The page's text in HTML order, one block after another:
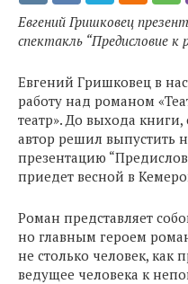
Евгений Гришковец
спектакль “Предисловие к
Евгений Гришковец в
работу над романом
театр». До выхода
автор решил выпустить
презентацию
приедет весной в
Роман представляет
но главным героем
не столько человек, как
ведущее человека к